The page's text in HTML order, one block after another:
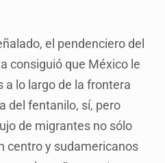
el pendenciero del
consiguió que México le
a lo largo de la frontera
del fentanilo, sí, pero
de migrantes no sólo
centro y sudamericanos